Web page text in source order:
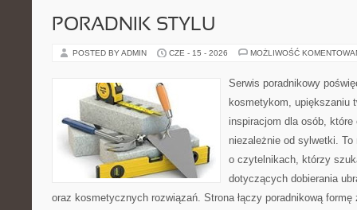
PORADNIK STYLU
POSTED BY ADMIN CZE - 15 - 2026 MOŻLIWOŚĆ
Serwis poradnikowy
kosmetykom, upiększaniu
inspiracjom dla osób,
niezależnie od sylwetki.
o czytelnikach, którzy
dotyczących dobierania
oraz kosmetycznych rozwiązań. Strona łączy poradnikową